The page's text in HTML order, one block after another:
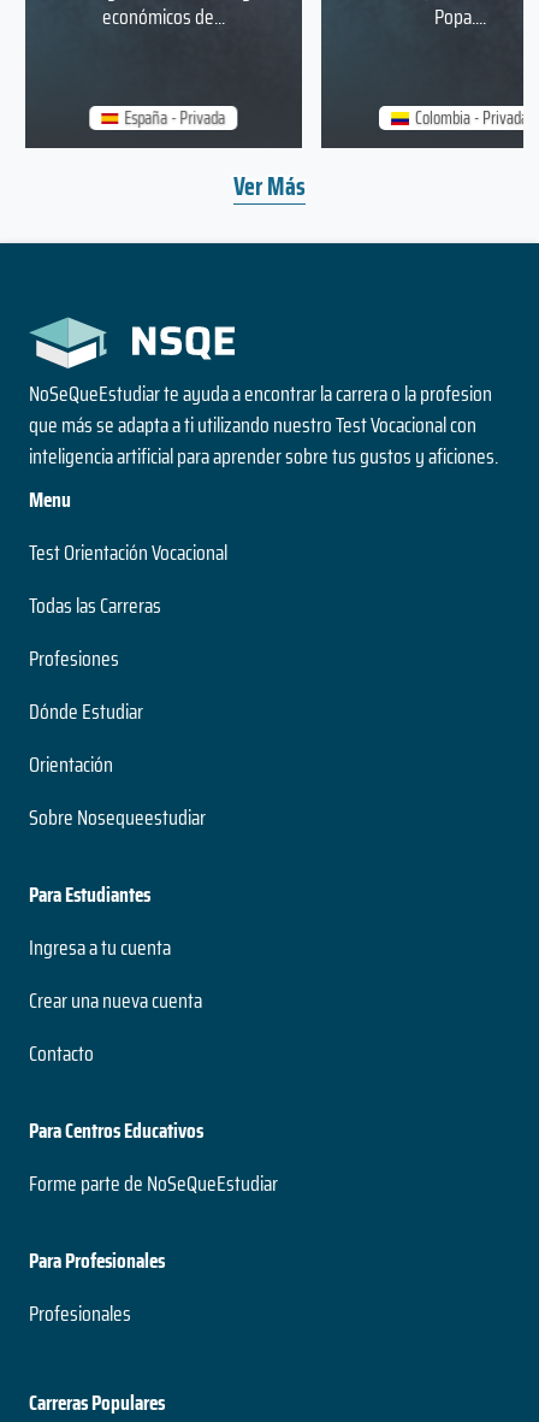
España - Privada
económicos de...
Colombia - Privada
Popa....
Ver Más
NoSeQueEstudiar te ayuda a encontrar la carrera o la profesion
que más se adapta a ti utilizando nuestro Test Vocacional con
inteligencia artificial para aprender sobre tus gustos y aficiones.
Menu
Test Orientación Vocacional
Todas las Carreras
Profesiones
Dónde Estudiar
Orientación
Sobre Nosequeestudiar
Para Estudiantes
Ingresa a tu cuenta
Crear una nueva cuenta
Contacto
Para Centros Educativos
Forme parte de NoSeQueEstudiar
Para Profesionales
Profesionales
Carreras Populares